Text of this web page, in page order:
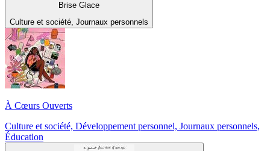
Brise Glace
Culture et société, Journaux personnels
À Cœurs Ouverts
Culture et société, Développement personnel, Journaux personnels,
Éducation